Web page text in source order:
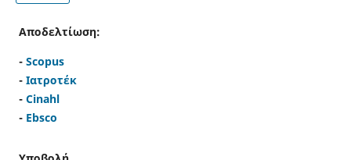
Αποδελτίωση:
- Scopus
- Ιατροτέκ
- Cinahl
- Ebsco